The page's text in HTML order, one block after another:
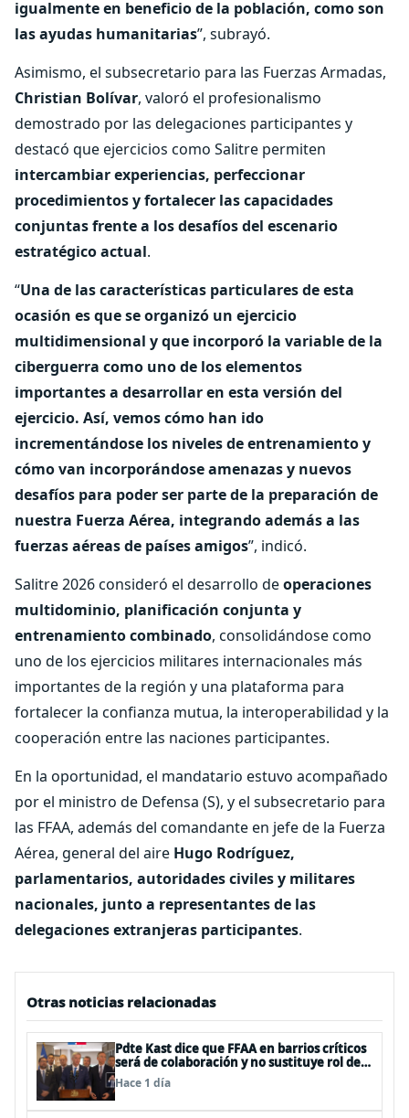
igualmente en beneficio de la población, como son
las ayudas humanitarias”, subrayó.
Asimismo, el subsecretario para las Fuerzas Armadas,
Christian Bolívar, valoró el profesionalismo
demostrado por las delegaciones participantes y
destacó que ejercicios como Salitre permiten
intercambiar experiencias, perfeccionar
procedimientos y fortalecer las capacidades
conjuntas frente a los desafíos del escenario
estratégico actual.
“Una de las características particulares de esta
ocasión es que se organizó un ejercicio
multidimensional y que incorporó la variable de la
ciberguerra como uno de los elementos
importantes a desarrollar en esta versión del
ejercicio. Así, vemos cómo han ido
incrementándose los niveles de entrenamiento y
cómo van incorporándose amenazas y nuevos
desafíos para poder ser parte de la preparación de
nuestra Fuerza Aérea, integrando además a las
fuerzas aéreas de países amigos”, indicó.
Salitre 2026 consideró el desarrollo deoperaciones
multidominio, planificación conjunta y
entrenamiento combinado, consolidándose como
uno de los ejercicios militares internacionales más
importantes de la región y una plataforma para
fortalecer la confianza mutua, la interoperabilidad y la
cooperación entre las naciones participantes.
En la oportunidad, el mandatario estuvo acompañado
por el ministro de Defensa (S), y el subsecretario para
las FFAA, además del comandante en jefe de la Fuerza
Aérea, general del aire Hugo Rodríguez,
parlamentarios, autoridades civiles y militares
nacionales, junto a representantes de las
delegaciones extranjeras participantes.
Otras noticias relacionadas
Pdte Kast dice que FFAA en barrios críticos
será de colaboración y no sustituye rol de
policías en control del orden público
Hace 1 día